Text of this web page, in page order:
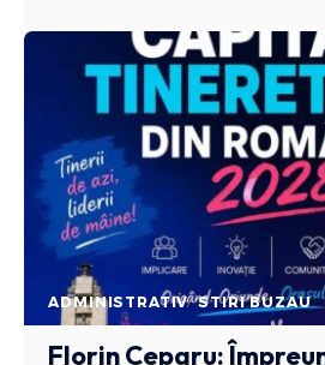
ADMINISTRATIV STIRI BUZAU
Florin Ceparu: